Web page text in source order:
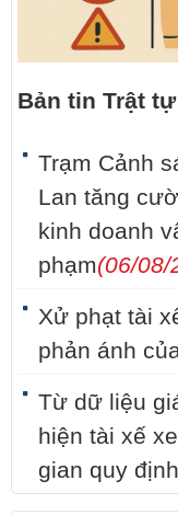
Bản tin Trật
Trạm Cảnh
Lan tăng
kinh doanh
phạm(06/08/
Xử phạt tài
phản ánh
Từ dữ liệu
hiện tài xế
gian quy định